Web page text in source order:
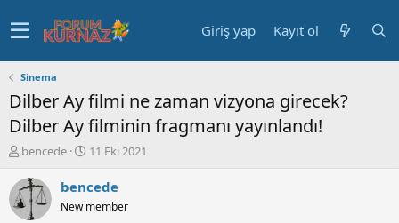
Giriş yap Kayıt ol
Sinema
Dilber Ay filmi ne zaman vizyona girecek?
Dilber Ay filminin fragmanı yayınlandı!
K
n
u
y
bencede
B
ş
a
11 Eki 2021
bencede
New member